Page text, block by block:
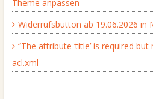
Theme anpassen
Widerrufsbutton ab 19.06.2026 in
“The attribute ‘title’ is required
acl.xml